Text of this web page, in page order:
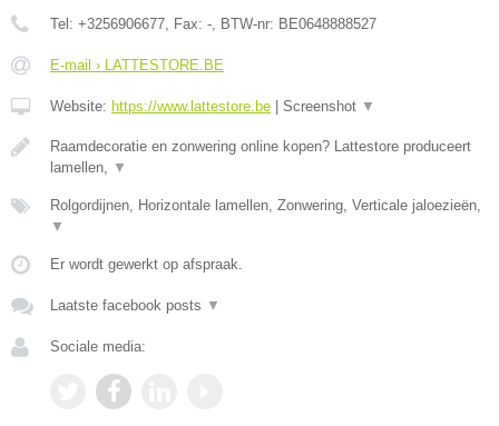
Tel: +3256906677, Fax: -, BTW-nr: BE0648888527
E-mail › LATTESTORE.BE
Website: https://www.lattestore.be Screenshot ▼
Raamdecoratie en zonwering online kopen? Lattestore produceert
lamellen, ▼
Rolgordijnen, Horizontale lamellen, Zonwering, Verticale jaloezieën,
▼
Er wordt gewerkt op afspraak.
Laatste facebook posts ▼
Sociale media: